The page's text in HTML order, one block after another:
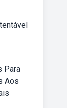
Para
Aos